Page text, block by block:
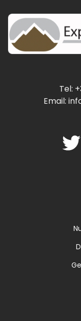
Tel:
Email: